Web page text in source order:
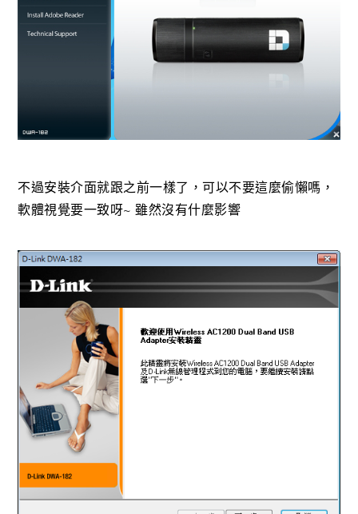
不過安裝介面就跟之前一樣了，可以不要這麼偷懶嗎，
軟體視覺要一致呀~ 雖然沒有什麼影響